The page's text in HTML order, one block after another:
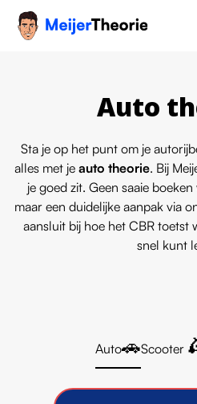
Auto
Sta je op het punt om je
alles met je auto theorie. Bij
je goed zit. Geen saaie
maar een duidelijke aanpak via
aansluit bij hoe het CBR toetst
snel kunt
Auto🚗Scooter